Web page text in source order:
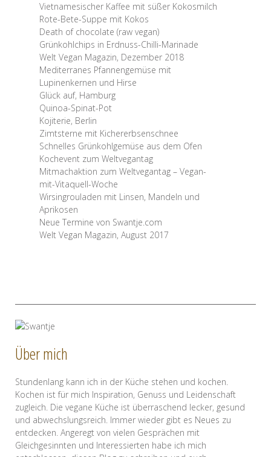
Vietnamesischer Kaffee mit süßer Kokosmilch
Rote-Bete-Suppe mit Kokos
Death of chocolate (raw vegan)
Grünkohlchips in Erdnuss-Chilli-Marinade
Welt Vegan Magazin, Dezember 2018
Mediterranes Pfannengemüse mit
Lupinenkernen und Hirse
Glück auf, Hamburg
Quinoa-Spinat-Pot
Kojiterie, Berlin
Zimtsterne mit Kichererbsenschnee
Schnelles Grünkohlgemüse aus dem Ofen
Kochevent zum Weltvegantag
Mitmachaktion zum Weltvegantag – Vegan-
mit-Vitaquell-Woche
Wirsingrouladen mit Linsen, Mandeln und
Aprikosen
Neue Termine von Swantje.com
Welt Vegan Magazin, August 2017
Über mich
Stundenlang kann ich in der Küche stehen und kochen.
Kochen ist für mich Inspiration, Genuss und Leidenschaft
zugleich. Die vegane Küche ist überraschend lecker, gesund
und abwechslungsreich. Immer wieder gibt es Neues zu
entdecken. Angeregt von vielen Gesprächen mit
Gleichgesinnten und Interessierten habe ich mich